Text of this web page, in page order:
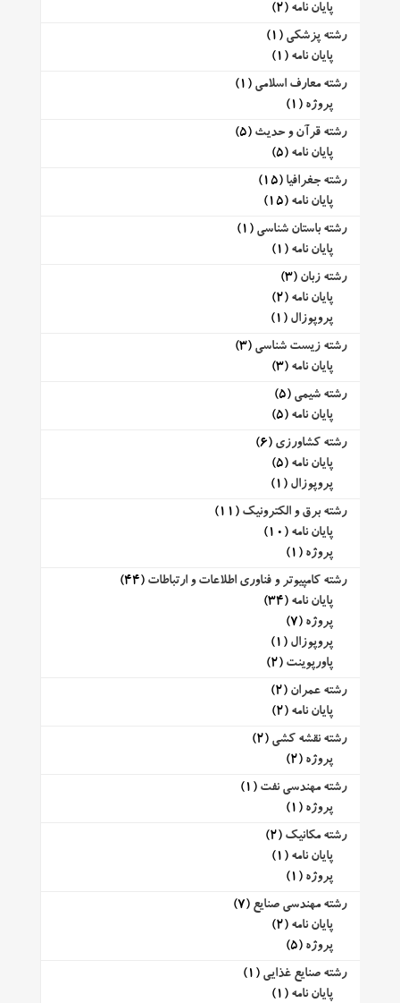
پایان نامه (2)
رشته پزشکی (1)
پایان نامه (1)
رشته معارف اسلامی (1)
پروژه (1)
رشته قرآن و حدیث (5)
پایان نامه (5)
رشته جغرافیا (15)
پایان نامه (15)
رشته باستان شناسی (1)
پایان نامه (1)
رشته زبان (3)
پایان نامه (2)
پروپوزال (1)
رشته زیست شناسی (3)
پایان نامه (3)
رشته شیمی (5)
پایان نامه (5)
رشته کشاورزی (6)
پایان نامه (5)
پروپوزال (1)
رشته برق و الکترونیک (11)
پایان نامه (10)
پروژه (1)
رشته کامپیوتر و فناوری اطلاعات و ارتباطات (44)
پایان نامه (34)
پروژه (7)
پروپوزال (1)
پاورپوینت (2)
رشته عمران (2)
پایان نامه (2)
رشته نقشه کشی (2)
پروژه (2)
رشته مهندسی نفت (1)
پروژه (1)
رشته مکانیک (2)
پایان نامه (1)
پروژه (1)
رشته مهندسی صنایع (7)
پایان نامه (2)
پروژه (5)
رشته صنایع غذایی (1)
پایان نامه (1)